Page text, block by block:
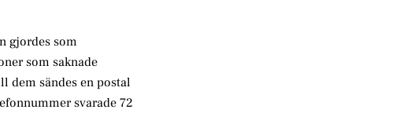
gjordes som
som saknade
dem sändes en postal
svarade 72